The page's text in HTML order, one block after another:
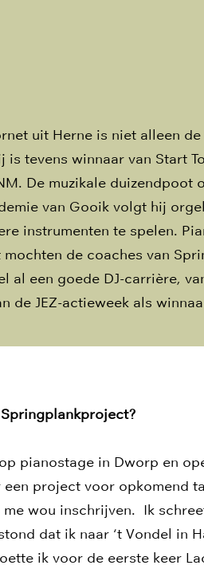
uit Herne is niet alleen de
tevens winnaar van Start
De muzikale duizendpoot
van Gooik volgt hij
instrumenten te spelen.
de coaches van
al een goede DJ-carrière,
de JEZ-actieweek als
pianostage in Dworp en
project voor opkomend
wou inschrijven. Ik
dat ik naar ‘t Vondel in
ik voor de eerste keer